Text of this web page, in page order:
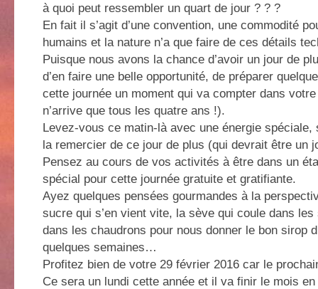
à quoi peut ressembler un quart de jour ? ? ?
En fait il s’agit d’une convention, une commodité
humains et la nature n’a que faire de ces détails
Puisque nous avons la chance d’avoir un jour de
d’en faire une belle opportunité, de préparer
cette journée un moment qui va compter dans
n’arrive que tous les quatre ans !).
Levez-vous ce matin-là avec une énergie spéciale,
la remercier de ce jour de plus (qui devrait être un
Pensez au cours de vos activités à être dans un
spécial pour cette journée gratuite et gratifiante.
Ayez quelques pensées gourmandes à la
sucre qui s’en vient vite, la sève qui coule dans
dans les chaudrons pour nous donner le bon sirop
quelques semaines…
Profitez bien de votre 29 février 2016 car le
Ce sera un lundi cette année et il va finir le mois